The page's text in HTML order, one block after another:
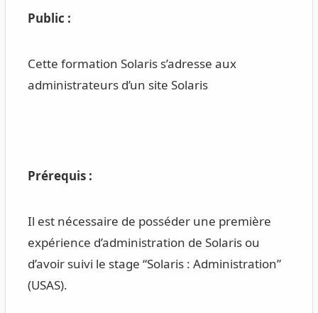
Public :
Cette formation Solaris s’adresse aux
administrateurs d’un site Solaris
Prérequis :
Il est nécessaire de posséder une première
expérience d’administration de Solaris ou
d’avoir suivi le stage “Solaris : Administration”
(USAS).